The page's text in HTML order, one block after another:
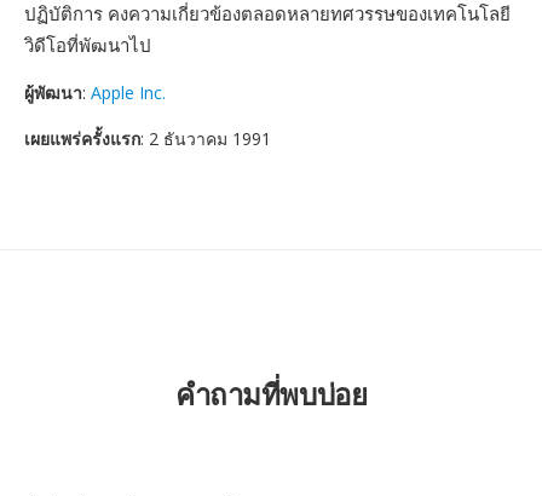
ปฏิบัติการ คงความเกี่ยวข้องตลอดหลายทศวรรษของเทคโนโลยี
วิดีโอที่พัฒนาไป
ผู้พัฒนา: Apple Inc.
เผยแพร่ครั้งแรก: 2 ธันวาคม 1991
คำถามที่พบบ่อย